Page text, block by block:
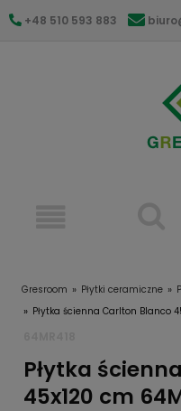
+48 510 593 883
Gresroom Płytki ceramiczne
Płytka ścienna Carlton Blanco
Płytka
45x120 cm